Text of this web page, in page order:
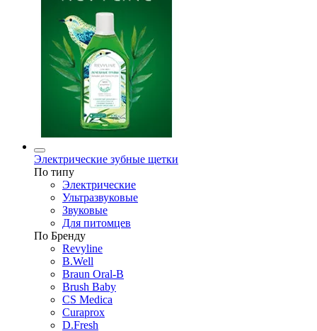
Электрические зубные щетки
По типу
Электрические
Ультразвуковые
Звуковые
Для питомцев
По Бренду
Revyline
B.Well
Braun Oral-B
Brush Baby
CS Medica
Curaprox
D.Fresh